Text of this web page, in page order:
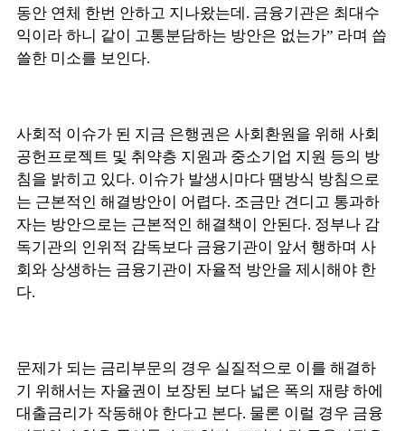
동안 연체 한번 안하고 지나왔는데. 금융기관은 최대수
익이라 하니 같이 고통분담하는 방안은 없는가” 라며 씁
쓸한 미소를 보인다.
사회적 이슈가 된 지금 은행권은 사회환원을 위해 사회
공헌프로젝트 및 취약층 지원과 중소기업 지원 등의 방
침을 밝히고 있다. 이슈가 발생시마다 땜방식 방침으로
는 근본적인 해결방안이 어렵다. 조금만 견디고 통과하
자는 방안으로는 근본적인 해결책이 안된다. 정부나 감
독기관의 인위적 감독보다 금융기관이 앞서 행하며 사
회와 상생하는 금융기관이 자율적 방안을 제시해야 한
다.
문제가 되는 금리부문의 경우 실질적으로 이를 해결하
기 위해서는 자율권이 보장된 보다 넓은 폭의 재량 하에
대출금리가 작동해야 한다고 본다. 물론 이럴 경우 금융